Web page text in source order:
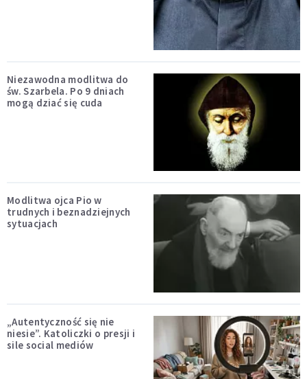
Niezawodna modlitwa do
św. Szarbela. Po 9 dniach
mogą dziać się cuda
Modlitwa ojca Pio w
trudnych i beznadziejnych
sytuacjach
„Autentyczność się nie
niesie”. Katoliczki o presji i
sile social mediów